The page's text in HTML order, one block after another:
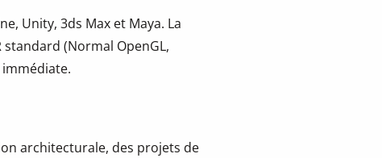
Unity, 3ds Max et Maya. La
(Normal OpenGL,
architecturale, des projets de